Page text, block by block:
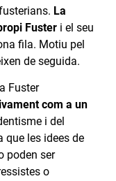
La
Fuster i el seu
fila. Motiu pel
de seguida.
Fuster
com a un
i del
que les idees de
poden ser
o